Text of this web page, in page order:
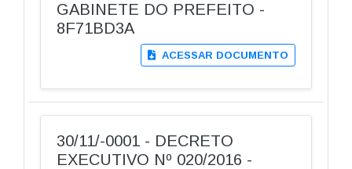
GABINETE DO PREFEITO -
8F71BD3A
ACESSAR DOCUMENTO
30/11/-0001 - DECRETO
EXECUTIVO Nº 020/2016 -